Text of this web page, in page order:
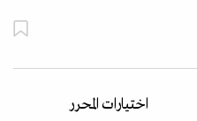
اختيارات المحرر